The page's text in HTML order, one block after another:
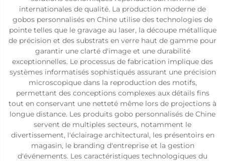
internationales de qualité. La production moderne de
gobos personnalisés en Chine utilise des technologies de
pointe telles que le gravage au laser, la découpe métallique
de précision et des substrats en verre haut de gamme pour
garantir une clarté d'image et une durabilité
exceptionnelles. Le processus de fabrication implique des
systèmes informatisés sophistiqués assurant une précision
microscopique dans la reproduction des motifs,
permettant des conceptions complexes aux détails fins
tout en conservant une netteté même lors de projections à
longue distance. Les produits gobo personnalisés de Chine
servent de multiples secteurs, notamment le
divertissement, l'éclairage architectural, les présentoirs en
magasin, le branding d'entreprise et la gestion
d'événements. Les caractéristiques technologiques du